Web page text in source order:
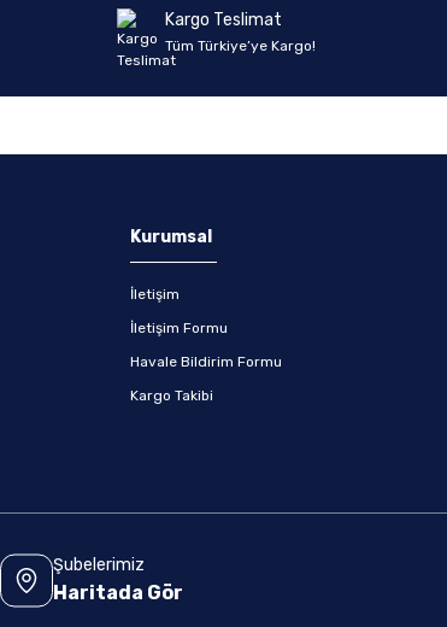
Kargo Teslimat
Tüm Türkiye’ye Kargo!
Kurumsal
İletişim
İletişim Formu
Havale Bildirim Formu
Kargo Takibi
Şubelerimiz
Haritada Gör